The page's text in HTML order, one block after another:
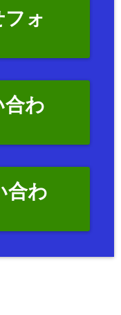
ォ
合わ
合わ